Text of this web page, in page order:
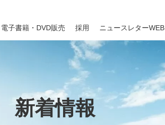
電子書籍・DVD販売 採用 ニュースレターWEB
新着情報